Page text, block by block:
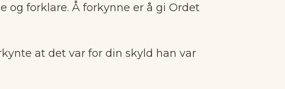
og forklare. Å forkynne er å gi Ordet
at det var for din skyld han var